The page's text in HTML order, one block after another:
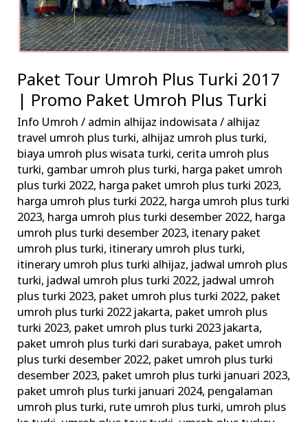
Paket Tour Umroh Plus Turki 2017
| Promo Paket Umroh Plus Turki
Info Umroh / admin alhijaz indowisata/ alhijaz
travel umroh plus turki, alhijaz umroh plus turki,
biaya umroh plus wisata turki, cerita umroh plus
turki, gambar umroh plus turki, harga paket umroh
plus turki 2022, harga paket umroh plus turki 2023,
harga umroh plus turki 2022, harga umroh plus turki
2023, harga umroh plus turki desember 2022, harga
umroh plus turki desember 2023, itenary paket
umroh plus turki, itinerary umroh plus turki,
itinerary umroh plus turki alhijaz, jadwal umroh plus
turki, jadwal umroh plus turki 2022, jadwal umroh
plus turki 2023, paket umroh plus turki 2022, paket
umroh plus turki 2022 jakarta, paket umroh plus
turki 2023, paket umroh plus turki 2023 jakarta,
paket umroh plus turki dari surabaya, paket umroh
plus turki desember 2022, paket umroh plus turki
desember 2023, paket umroh plus turki januari 2023,
paket umroh plus turki januari 2024, pengalaman
umroh plus turki, rute umroh plus turki, umroh plus
|
Promo
Paket
Umroh
Plus
Turki